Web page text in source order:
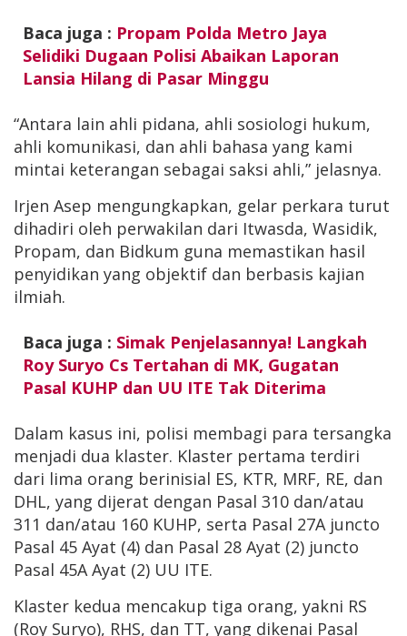
Baca juga : Propam Polda Metro Jaya
Selidiki Dugaan Polisi Abaikan Laporan
Lansia Hilang di Pasar Minggu
“Antara lain ahli pidana, ahli sosiologi hukum,
ahli komunikasi, dan ahli bahasa yang kami
mintai keterangan sebagai saksi ahli,” jelasnya.
Irjen Asep mengungkapkan, gelar perkara turut
dihadiri oleh perwakilan dari Itwasda, Wasidik,
Propam, dan Bidkum guna memastikan hasil
penyidikan yang objektif dan berbasis kajian
ilmiah.
Baca juga : Simak Penjelasannya! Langkah
Roy Suryo Cs Tertahan di MK, Gugatan
Pasal KUHP dan UU ITE Tak Diterima
Dalam kasus ini, polisi membagi para tersangka
menjadi dua klaster. Klaster pertama terdiri
dari lima orang berinisial ES, KTR, MRF, RE, dan
DHL, yang dijerat dengan Pasal 310 dan/atau
311 dan/atau 160 KUHP, serta Pasal 27A juncto
Pasal 45 Ayat (4) dan Pasal 28 Ayat (2) juncto
Pasal 45A Ayat (2) UU ITE.
Klaster kedua mencakup tiga orang, yakni RS
(Roy Suryo), RHS, dan TT, yang dikenai Pasal